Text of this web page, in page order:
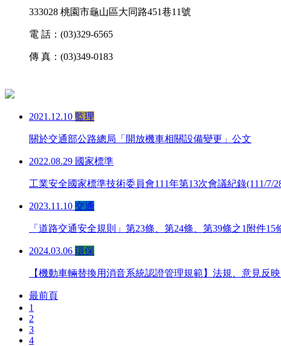
333028 桃園市龜山區大同路451巷11號
電 話： (03)329-6565
傳 真： (03)349-0183
2021.12.10 監理
關於交通部公路總局「開放機車相關設備變更」公文
2022.08.29 國家標準
工業安全國家標準技術委員會111年第13次會議紀錄(111/
2023.11.10 交通
「道路交通安全規則」第23條、第24條、第39條之1附件15
2024.03.06 環保
【機動車輛替換用消音系統認證管理規範】法規、意見反
最前頁
1
2
3
4